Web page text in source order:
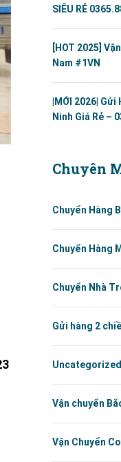
SIÊU RẺ
[HOT 2025]
Nam #1VN
|MỚI 2026|
Ninh Giá Rẻ –
Chuyên
Chuyển Hàng
Chuyển Hàng
Chuyển Nhà
Gửi hàng 2
Uncategorized
Vận chuyển
Vận Chuyển